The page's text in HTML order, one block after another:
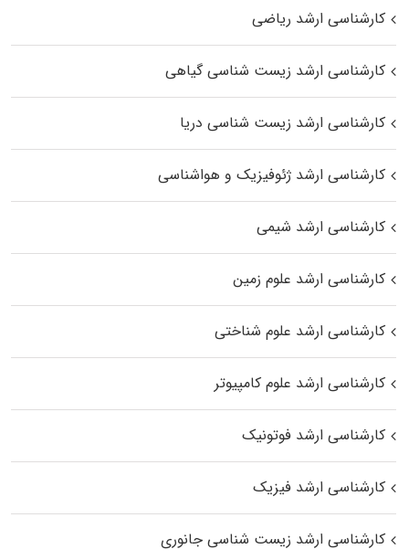
کارشناسی ارشد ریاضی
کارشناسی ارشد زیست‌ شناسی گیاهی
کارشناسی ارشد زیست‌ شناسی دریا
کارشناسی ارشد ژئوفیزیک و هواشناسی
کارشناسی ارشد شیمی
کارشناسی ارشد علوم زمین
کارشناسی ارشد علوم شناختی
کارشناسی ارشد علوم کامپیوتر
کارشناسی ارشد فوتونیک
کارشناسی ارشد فیزیک
کارشناسی ارشد زیست‌ شناسی جانوری